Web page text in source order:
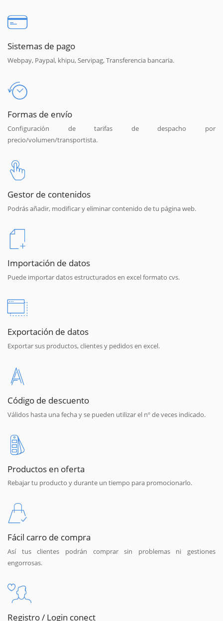
Sistemas de pago
Webpay, Paypal, khipu, Servipag, Transferencia bancaria.
Formas de envío
Configuración de tarifas de despacho por
precio/volumen/transportista.
Gestor de contenidos
Podrás añadir, modificar y eliminar contenido de tu página web.
Importación de datos
Puede importar datos estructurados en excel formato cvs.
Exportación de datos
Exportar sus productos, clientes y pedidos en excel.
Código de descuento
Válidos hasta una fecha y se pueden utilizar el nº de veces indicado.
Productos en oferta
Rebajar tu producto y durante un tiempo para promocionarlo.
Fácil carro de compra
Así tus clientes podrán comprar sin problemas ni gestiones
engorrosas.
Registro / Login conect